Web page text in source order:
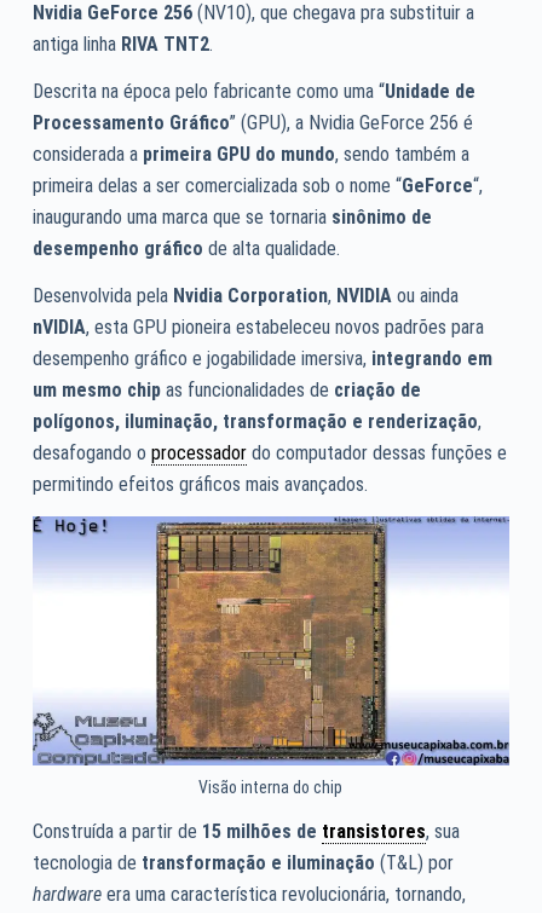
Nvidia GeForce 256(NV10), que chegava pra substituir a
antiga linha RIVA TNT2.
Descrita na época pelo fabricante como uma “Unidade de
Processamento Gráfico” (GPU), a Nvidia GeForce 256 é
considerada a primeira GPU do mundo, sendo também a
primeira delas a ser comercializada sob o nome “GeForce“,
inaugurando uma marca que se tornaria sinônimo de
desempenho gráfico de alta qualidade.
Desenvolvida pela Nvidia Corporation, NVIDIA ou ainda
nVIDIA, esta GPU pioneira estabeleceu novos padrões para
desempenho gráfico e jogabilidade imersiva, integrando em
um mesmo chipas funcionalidades de criação de
polígonos, iluminação, transformação e renderização,
desafogando o processadordo computador dessas funções e
permitindo efeitos gráficos mais avançados.
Visão interna do chip
Construída a partir de 15 milhões de transistores, sua
tecnologia de transformação e iluminação (T&L) por
hardware era uma característica revolucionária, tornando,